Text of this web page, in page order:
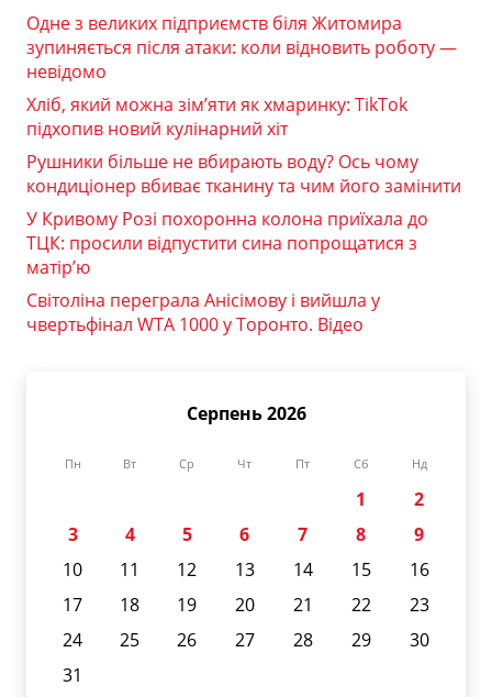
Одне з великих підприємств біля Житомира
зупиняється після атаки: коли відновить роботу —
невідомо
Хліб, який можна зім’яти як хмаринку: TikTok
підхопив новий кулінарний хіт
Рушники більше не вбирають воду? Ось чому
кондиціонер вбиває тканину та чим його замінити
У Кривому Розі похоронна колона приїхала до
ТЦК: просили відпустити сина попрощатися з
матір’ю
Світоліна переграла Анісімову і вийшла у
чвертьфінал WTA 1000 у Торонто. Відео
Серпень 2026
Пн Вт Ср Чт Пт Сб Нд
1
2
3
4 5 6 7 8
9
10
11 12 13 14 15
16
17
18 19 20 21 22
23
24
25 26 27 28 29
30
31